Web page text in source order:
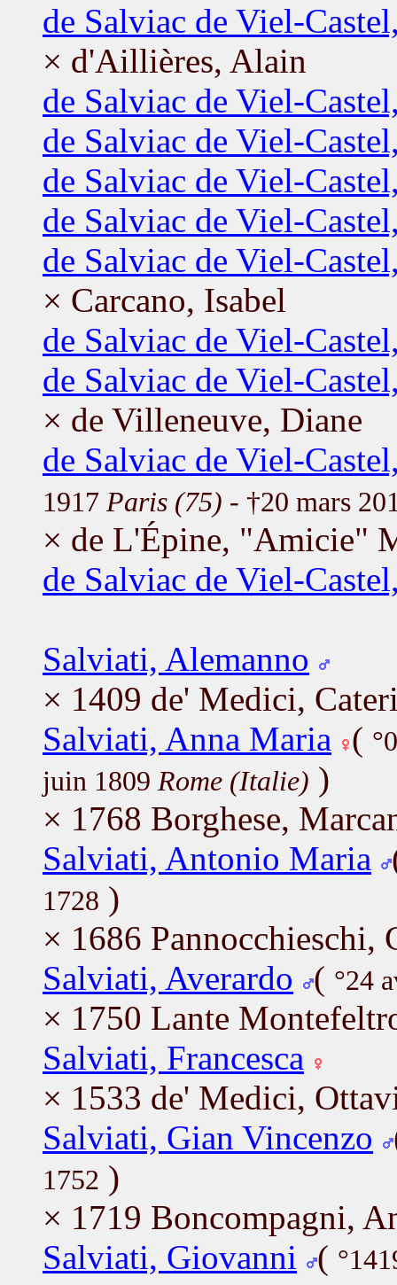
de Salviac de Viel-
× d'Aillières, Alain
de Salviac de Viel-
de Salviac de Viel-
de Salviac de Viel-
de Salviac de Viel-
de Salviac de Viel-
× Carcano, Isabel
de Salviac de Viel-
de Salviac de Viel-
× de Villeneuve, Diane
de Salviac de Viel-
1917 Paris (75) - †20 mars
× de L'Épine, "Amicie"
de Salviac de Viel-
Salviati, Alemanno
× 1409 de' Medici,
Salviati, Anna Maria (
juin 1809 Rome (Italie) )
× 1768 Borghese,
Salviati, Antonio Maria
1728 )
× 1686 Pannocchieschi,
Salviati, Averardo
( °24
× 1750 Lante
Salviati, Francesca
× 1533 de' Medici,
Salviati, Gian Vincenzo
1752 )
× 1719 Boncompagni,
Salviati, Giovanni
(